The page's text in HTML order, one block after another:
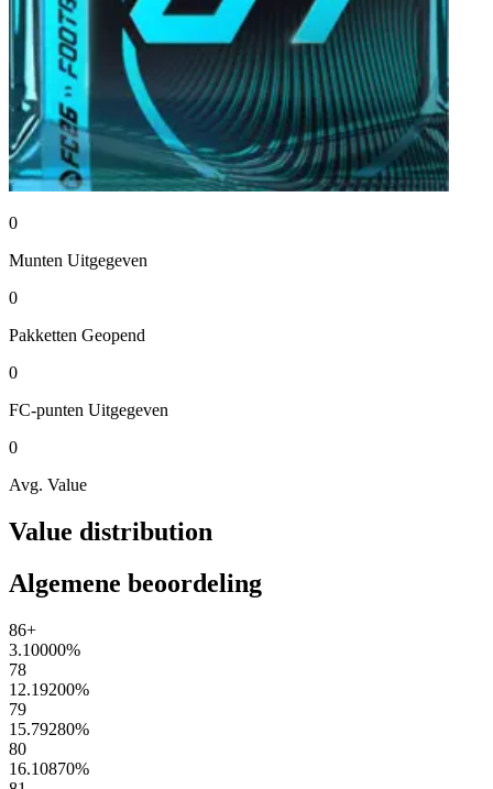
0
Munten Uitgegeven
0
Pakketten Geopend
0
FC-punten Uitgegeven
0
Avg. Value
Value distribution
Algemene beoordeling
86+
3.10000%
78
12.19200%
79
15.79280%
80
16.10870%